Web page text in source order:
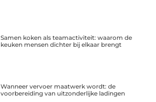
Samen koken als teamactiviteit: waarom de
keuken mensen dichter bij elkaar brengt
Wanneer vervoer maatwerk wordt: de
voorbereiding van uitzonderlijke ladingen